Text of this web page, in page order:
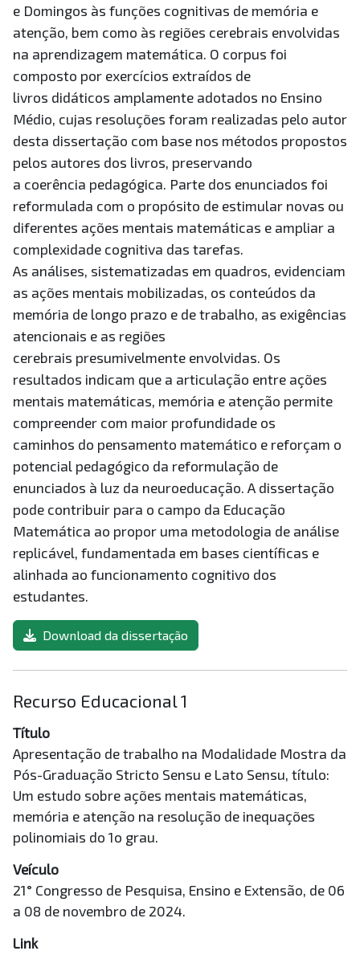
e Domingos às funções cognitivas de memória e
atenção, bem como às regiões cerebrais envolvidas
na aprendizagem matemática. O corpus foi
composto por exercícios extraídos de
livros didáticos amplamente adotados no Ensino
Médio, cujas resoluções foram realizadas pelo autor
desta dissertação com base nos métodos propostos
pelos autores dos livros, preservando
a coerência pedagógica. Parte dos enunciados foi
reformulada com o propósito de estimular novas ou
diferentes ações mentais matemáticas e ampliar a
complexidade cognitiva das tarefas.
As análises, sistematizadas em quadros, evidenciam
as ações mentais mobilizadas, os conteúdos da
memória de longo prazo e de trabalho, as exigências
atencionais e as regiões
cerebrais presumivelmente envolvidas. Os
resultados indicam que a articulação entre ações
mentais matemáticas, memória e atenção permite
compreender com maior profundidade os
caminhos do pensamento matemático e reforçam o
potencial pedagógico da reformulação de
enunciados à luz da neuroeducação. A dissertação
pode contribuir para o campo da Educação
Matemática ao propor uma metodologia de análise
replicável, fundamentada em bases científicas e
alinhada ao funcionamento cognitivo dos
estudantes.
Download da dissertação
Recurso Educacional 1
Título
Apresentação de trabalho na Modalidade Mostra da
Pós-Graduação Stricto Sensu e Lato Sensu, título:
Um estudo sobre ações mentais matemáticas,
memória e atenção na resolução de inequações
polinomiais do 1o grau.
Veículo
21° Congresso de Pesquisa, Ensino e Extensão, de 06
a 08 de novembro de 2024.
Link